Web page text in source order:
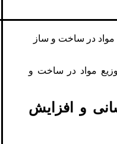
مواد در ساخت و ساز
همگنی توزیع مواد در ساخت و
و افزایش